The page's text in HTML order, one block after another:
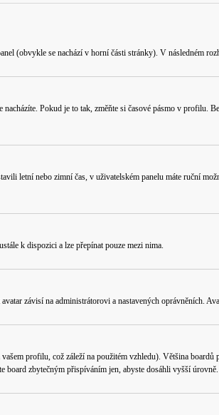
(obvykle se nachází v horní části stránky). V následném
Pokud je to tak, změňte si časové pásmo v profilu.
letní nebo zimní čas, v uživatelském panelu máte ruční
k dispozici a lze přepínat pouze mezi nima.
závisí na administrátorovi a nastavených oprávněních.
profilu, což záleží na použitém vzhledu). Většina
zbytečným přispíváním jen, abyste dosáhli vyšší